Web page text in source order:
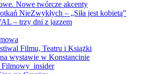
Nowe twórcze akcenty
NieZwykłych – „Siła jest kobietą”
– trzy dni z jazzem
Filmu, Teatru i Książki
wystawie w Konstancinie